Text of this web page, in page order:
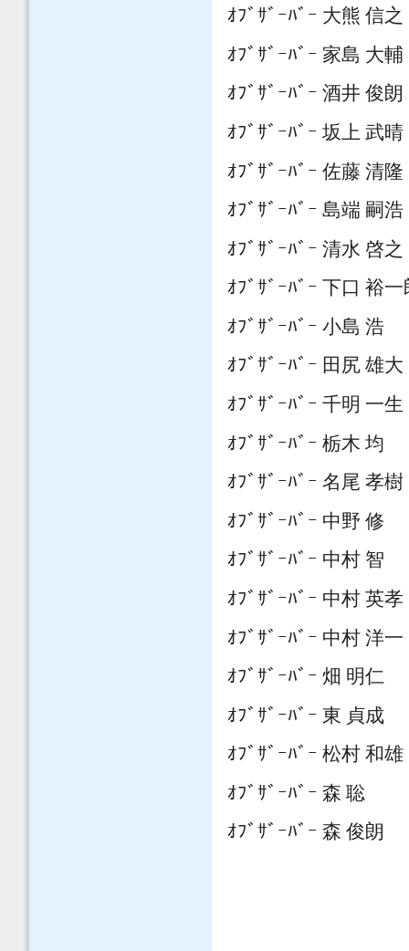
ｵﾌﾞｻﾞｰﾊﾞｰ 大熊 信之
ｵﾌﾞｻﾞｰﾊﾞｰ 家島 大輔
ｵﾌﾞｻﾞｰﾊﾞｰ 酒井 俊朗
ｵﾌﾞｻﾞｰﾊﾞｰ 坂上 武晴
ｵﾌﾞｻﾞｰﾊﾞｰ 佐藤 清隆
ｵﾌﾞｻﾞｰﾊﾞｰ 島端 嗣浩
ｵﾌﾞｻﾞｰﾊﾞｰ 清水 啓之
ｵﾌﾞｻﾞｰﾊﾞｰ 下口 裕一
ｵﾌﾞｻﾞｰﾊﾞｰ 小島 浩
ｵﾌﾞｻﾞｰﾊﾞｰ 田尻 雄大
ｵﾌﾞｻﾞｰﾊﾞｰ 千明 一生
ｵﾌﾞｻﾞｰﾊﾞｰ 栃木 均
ｵﾌﾞｻﾞｰﾊﾞｰ 名尾 孝樹
ｵﾌﾞｻﾞｰﾊﾞｰ 中野 修
ｵﾌﾞｻﾞｰﾊﾞｰ 中村 智
ｵﾌﾞｻﾞｰﾊﾞｰ 中村 英孝
ｵﾌﾞｻﾞｰﾊﾞｰ 中村 洋一
ｵﾌﾞｻﾞｰﾊﾞｰ 畑 明仁
ｵﾌﾞｻﾞｰﾊﾞｰ 東 貞成
ｵﾌﾞｻﾞｰﾊﾞｰ 松村 和雄
ｵﾌﾞｻﾞｰﾊﾞｰ 森 聡
ｵﾌﾞｻﾞｰﾊﾞｰ 森 俊朗